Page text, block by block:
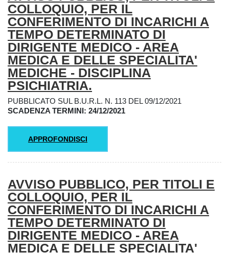
COLLOQUIO, PER IL
CONFERIMENTO DI INCARICHI A
TEMPO DETERMINATO DI
DIRIGENTE MEDICO - AREA
MEDICA E DELLE SPECIALITA'
MEDICHE - DISCIPLINA
PSICHIATRIA.
PUBBLICATO SUL B.U.R.L. N. 113 DEL 09/12/2021
SCADENZA TERMINI: 24/12/2021
APPROFONDISCI
AVVISO PUBBLICO, PER TITOLI E
COLLOQUIO, PER IL
CONFERIMENTO DI INCARICHI A
TEMPO DETERMINATO DI
DIRIGENTE MEDICO - AREA
MEDICA E DELLE SPECIALITA'